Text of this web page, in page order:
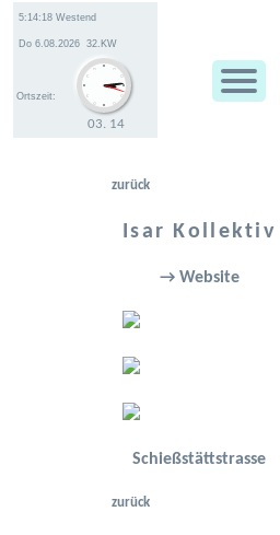
Ortszeit:
03. 14
zurück
Isar Kollektiv
→ Website
Schießstättstrasse
zurück